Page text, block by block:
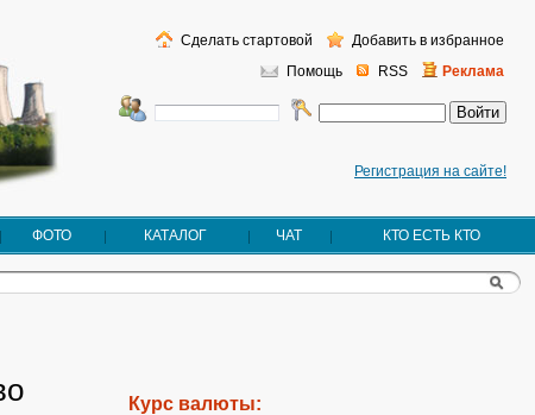
Регистрация на сайте!
Помощь RSS Реклама
Сделать стартовой Добавить в избранное
ФОТО КАТАЛОГ ЧАТ КТО ЕСТЬ КТО
Курс валюты: